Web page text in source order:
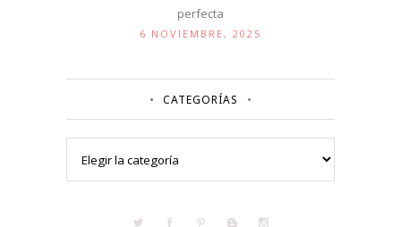
perfecta
6 NOVIEMBRE, 2025
CATEGORÍAS